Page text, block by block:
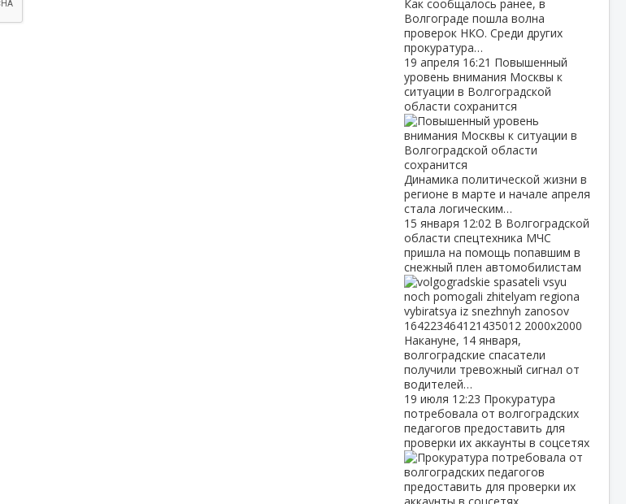
Как сообщалось ранее, в
Волгограде пошла волна
проверок НКО. Среди других
прокуратура…
19 апреля 16:21 Повышенный
уровень внимания Москвы к
ситуации в Волгоградской
области сохранится
Динамика политической жизни в
регионе в марте и начале апреля
стала логическим…
15 января 12:02 В Волгоградской
области спецтехника МЧС
пришла на помощь попавшим в
снежный плен автомобилистам
Накануне, 14 января,
волгоградские спасатели
получили тревожный сигнал от
водителей…
19 июля 12:23 Прокуратура
потребовала от волгоградских
педагогов предоставить для
проверки их аккаунты в соцсетях